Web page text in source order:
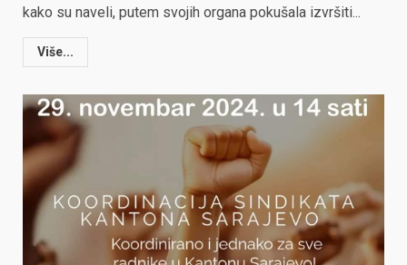
kako su naveli, putem svojih organa pokušala izvršiti...
Više...